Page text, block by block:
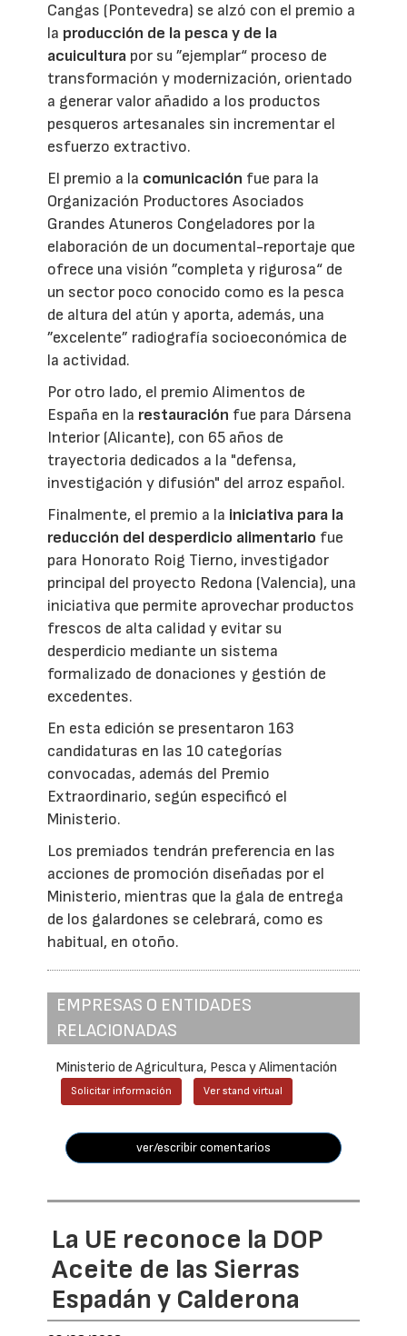
Cangas (Pontevedra) se alzó con el premio a
la producción de la pesca y de la
acuicultura por su ”ejemplar“ proceso de
transformación y modernización, orientado
a generar valor añadido a los productos
pesqueros artesanales sin incrementar el
esfuerzo extractivo.
El premio a la comunicación fue para la
Organización Productores Asociados
Grandes Atuneros Congeladores por la
elaboración de un documental-reportaje que
ofrece una visión ”completa y rigurosa“ de
un sector poco conocido como es la pesca
de altura del atún y aporta, además, una
”excelente” radiografía socioeconómica de
la actividad.
Por otro lado, el premio Alimentos de
España en la restauración fue para Dársena
Interior (Alicante), con 65 años de
trayectoria dedicados a la "defensa,
investigación y difusión" del arroz español.
Finalmente, el premio a la iniciativa para la
reducción del desperdicio alimentario fue
para Honorato Roig Tierno, investigador
principal del proyecto Redona (Valencia), una
iniciativa que permite aprovechar productos
frescos de alta calidad y evitar su
desperdicio mediante un sistema
formalizado de donaciones y gestión de
excedentes.
En esta edición se presentaron 163
candidaturas en las 10 categorías
convocadas, además del Premio
Extraordinario, según especificó el
Ministerio.
Los premiados tendrán preferencia en las
acciones de promoción diseñadas por el
Ministerio, mientras que la gala de entrega
de los galardones se celebrará, como es
habitual, en otoño.
EMPRESAS O ENTIDADES
RELACIONADAS
Ministerio de Agricultura, Pesca y Alimentación
Solicitar información Ver stand virtual
ver/escribir comentarios
La UE reconoce la DOP
Aceite de las Sierras
Espadán y Calderona